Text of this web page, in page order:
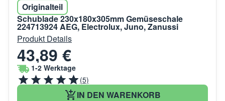
Originalteil
Schublade 230x180x305mm Gemüseschale
224713924 AEG, Electrolux, Juno, Zanussi
Produkt Details
43,89 €
1-2 Werktage
(5)
IN DEN WARENKORB